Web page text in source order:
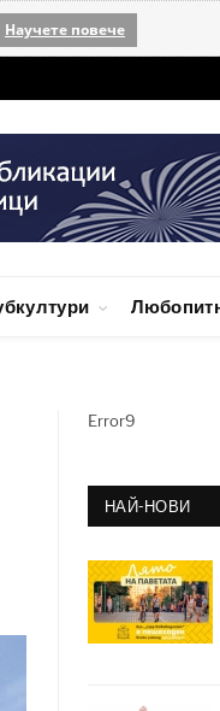
Научете повече
Error9
НАЙ-НОВИ